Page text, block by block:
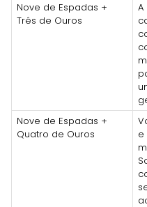
Nove de Espadas +
Três de Ouros
Nove de Espadas +
Quatro de Ouros
e